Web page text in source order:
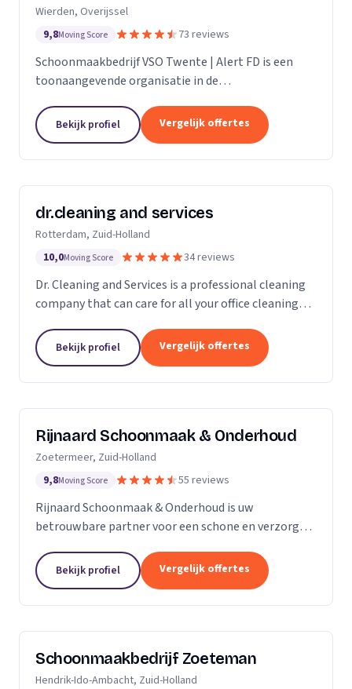
Wierden, Overijssel
9,8Moving Score 73 reviews
Schoonmaakbedrijf VSO Twente | Alert FD is een
toonaangevende organisatie in de
technieken en moderne machines, onderscheiden
we ons door het leveren van...
Bekijk profiel Vergelijk offertes
dr.cleaning and services
Rotterdam, Zuid-Holland
10,0Moving Score 34 reviews
Dr. Cleaning and Services is a professional cleaning
company that can care for all your office cleaning
general cleaning to deep cleaning, so you can...
Bekijk profiel Vergelijk offertes
Rijnaard Schoonmaak & Onderhoud
Zoetermeer, Zuid-Holland
9,8Moving Score 55 reviews
Rijnaard Schoonmaak & Onderhoud is uw
betrouwbare partner voor een schone en verzorgde
goed georganiseerd schoonmaakbedrijf uit
Zoetermeer, bieden wij...
Bekijk profiel Vergelijk offertes
Schoonmaakbedrijf Zoeteman
Hendrik-Ido-Ambacht, Zuid-Holland